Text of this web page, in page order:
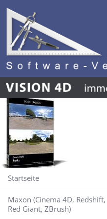
Startseite
Maxon (Cinema 4D, Redshift,
Red Giant, ZBrush)